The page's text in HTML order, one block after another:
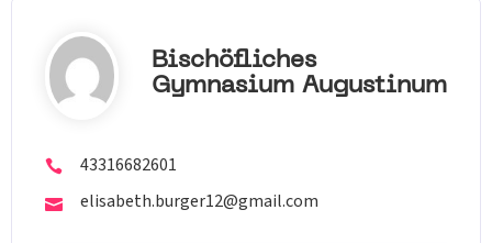
Bischöfliches
Gymnasium Augustinum
43316682601
elisabeth.burger12@gmail.com